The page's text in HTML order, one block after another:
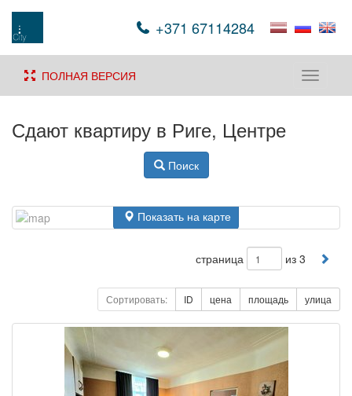
+371 67114284
Toggle
ПОЛНАЯ ВЕРСИЯ
Сдают квартиру в Риге, Центре
Поиск
Показать на карте
страница из 3
Сортировать: ID цена площадь улица